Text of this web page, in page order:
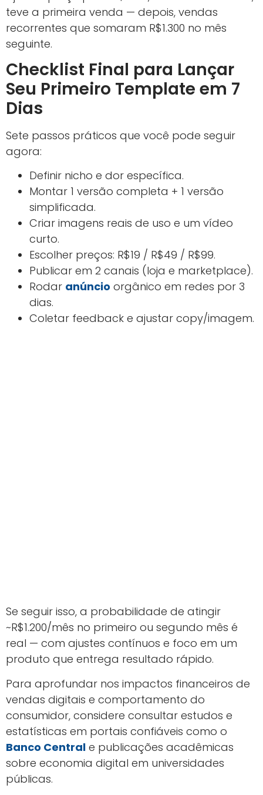
teve a primeira venda — depois, vendas
recorrentes que somaram R$1.300 no mês
seguinte.
Checklist Final para Lançar
Seu Primeiro Template em 7
Dias
Sete passos práticos que você pode seguir
agora:
Definir nicho e dor específica.
Montar 1 versão completa + 1 versão
simplificada.
Criar imagens reais de uso e um vídeo
curto.
Escolher preços: R$19 / R$49 / R$99.
Publicar em 2 canais (loja e marketplace).
Rodar anúncio orgânico em redes por 3
dias.
Coletar feedback e ajustar copy/imagem.
Se seguir isso, a probabilidade de atingir
~R$1.200/mês no primeiro ou segundo mês é
real — com ajustes contínuos e foco em um
produto que entrega resultado rápido.
Para aprofundar nos impactos financeiros de
vendas digitais e comportamento do
consumidor, considere consultar estudos e
estatísticas em portais confiáveis como o
Banco Central e publicações acadêmicas
sobre economia digital em universidades
públicas.